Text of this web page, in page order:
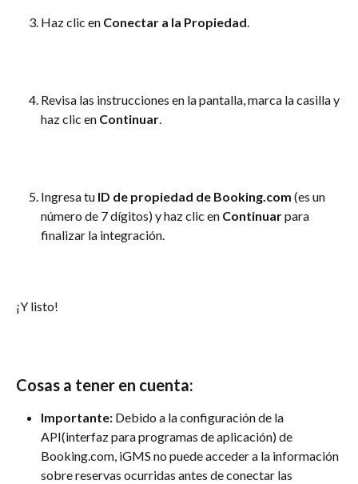
Haz clic en Conectar a la Propiedad.
Revisa las instrucciones en la pantalla, marca la casilla y
haz clic en Continuar.
Ingresa tu ID de propiedad de Booking.com (es un
número de 7 dígitos) y haz clic en Continuar para
finalizar la integración.
¡Y listo!
Cosas a tener en cuenta:
Importante: Debido a la configuración de la
API(interfaz para programas de aplicación) de
Booking.com, iGMS no puede acceder a la información
sobre reservas ocurridas antes de conectar las